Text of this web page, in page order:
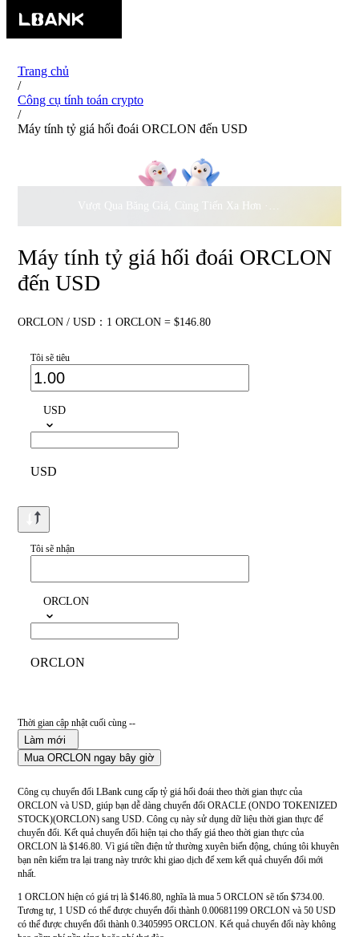
Trang chủ
/
Công cụ tính toán crypto
/
Máy tính tỷ giá hối đoái ORCLON đến USD
Vượt Qua Băng Giá, Cùng Tiến Xa Hơn ·500.000
Máy tính tỷ giá hối đoái ORCLON
đến USD
ORCLON / USD：1 ORCLON = $146.80
Tôi sẽ tiêu
USD
USD
Tôi sẽ nhận
ORCLON
ORCLON
Thời gian cập nhật cuối cùng --
Làm mới
Mua ORCLON ngay bây giờ
Công cụ chuyển đổi LBank cung cấp tỷ giá hối đoái theo thời gian thực của
ORCLON và USD, giúp bạn dễ dàng chuyển đổi ORACLE (ONDO TOKENIZED
STOCK)(ORCLON) sang USD. Công cụ này sử dụng dữ liệu thời gian thực để
chuyển đổi. Kết quả chuyển đổi hiện tại cho thấy giá theo thời gian thực của
ORCLON là $146.80. Vì giá tiền điện tử thường xuyên biến động, chúng tôi khuyên
bạn nên kiểm tra lại trang này trước khi giao dịch để xem kết quả chuyển đổi mới
nhất.
1 ORCLON hiện có giá trị là $146.80, nghĩa là mua 5 ORCLON sẽ tốn $734.00.
Tương tự, 1 USD có thể được chuyển đổi thành 0.00681199 ORCLON và 50 USD
có thể được chuyển đổi thành 0.3405995 ORCLON. Kết quả chuyển đổi này không